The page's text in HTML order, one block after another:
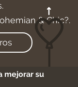
& Chic?.
mejorar su